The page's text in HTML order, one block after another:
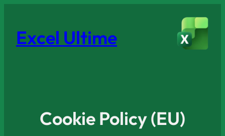
Excel Ultime
Cookie Policy (EU)